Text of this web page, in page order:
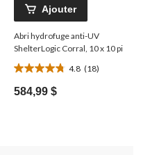
Ajouter
Abri hydrofuge anti-UV
ShelterLogic Corral, 10 x 10 pi
4.8 (18)
4.8
étoile(s)
584,99 $